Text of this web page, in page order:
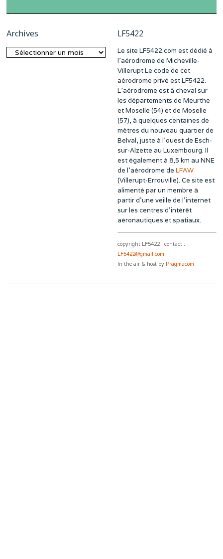
Archives
Archives
LF5422
Le site LF5422.com est dédié à
l’aérodrome de Micheville-
Villerupt Le code de cet
aérodrome privé est LF5422.
L’aérodrome est à cheval sur
les départements de Meurthe
et Moselle (54) et de Moselle
(57), à quelques centaines de
mètres du nouveau quartier de
Belval, juste à l’ouest de Esch-
sur-Alzette au Luxembourg. Il
est également à 8,5 km au NNE
de l’aérodrome de LFAW
(Villerupt-Errouville). Ce site est
alimenté par un membre à
partir d’une veille de l’internet
sur les centres d’intérêt
aéronautiques et spatiaux.
copyright LF5422 · contact :
LF5422@gmail.com
In the air & host by Pragmacom